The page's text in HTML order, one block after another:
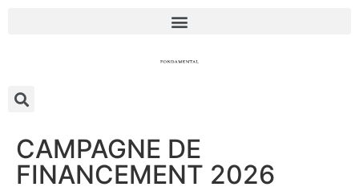
CAMPAGNE DE
FINANCEMENT 2026